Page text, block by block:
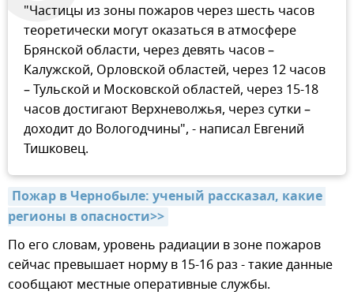
"Частицы из зоны пожаров через шесть часов
теоретически могут оказаться в атмосфере
Брянской области, через девять часов –
Калужской, Орловской областей, через 12 часов
– Тульской и Московской областей, через 15-18
часов достигают Верхневолжья, через сутки –
доходит до Вологодчины", - написал Евгений
Тишковец.
Пожар в Чернобыле: ученый рассказал, какие
регионы в опасности>>
По его словам, уровень радиации в зоне пожаров
сейчас превышает норму в 15-16 раз - такие данные
сообщают местные оперативные службы.